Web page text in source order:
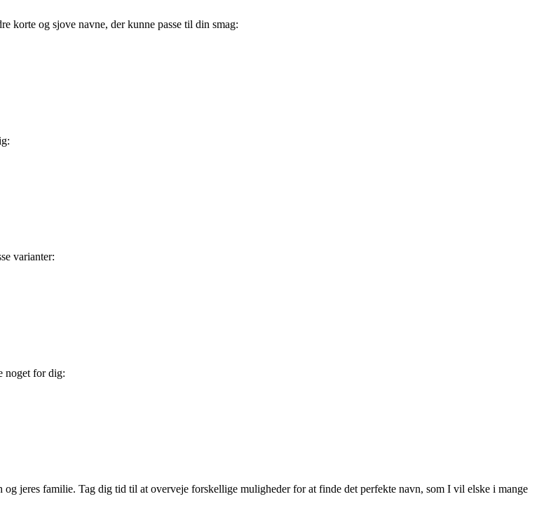
korte og sjove navne, der kunne passe til din smag:
varianter:
noget for dig:
jeres familie. Tag dig tid til at overveje forskellige muligheder for at finde det perfekte navn, som I vil elske i mange